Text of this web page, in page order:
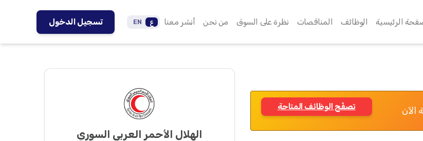
الرئيسية الوظائف المناقصات نظرة على السوق من نحن أنشر معنا ع EN تسجيل الدخول
الآن تصفّح الوظائف المتاحة
الهلال الأحمر العربي السوري